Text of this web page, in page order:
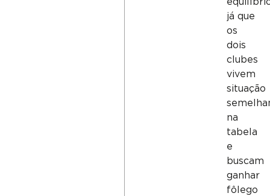
já que
os
dois
clubes
vivem
situação
na
tabela
e
buscam
ganhar
fôlego